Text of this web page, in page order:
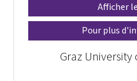
Afficher
Pour plus
Graz